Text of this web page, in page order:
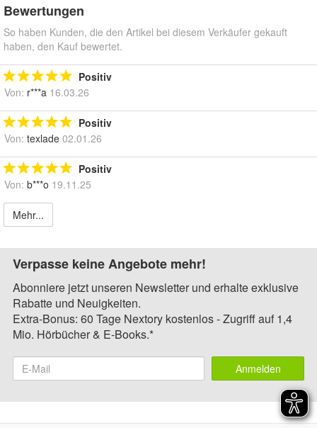
Bewertungen
So haben Kunden, die den Artikel bei diesem Verkäufer gekauft
haben, den Kauf bewertet.
Positiv
Von: r***a 16.03.26
Positiv
Von: texlade 02.01.26
Positiv
Von: b***o 19.11.25
Mehr...
Verpasse keine Angebote mehr!
Abonniere jetzt unseren Newsletter und erhalte exklusive
Rabatte und Neuigkeiten.
Extra-Bonus: 60 Tage Nextory kostenlos - Zugriff auf 1,4
Mio. Hörbücher & E-Books.*
Anmelden